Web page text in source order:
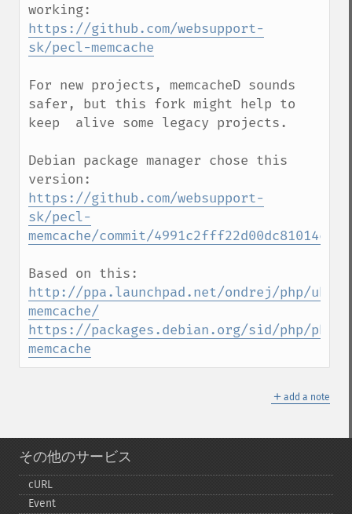
https://github.com/websupport-
sk/pecl-memcache
For new projects, memcacheD sounds
safer, but this fork might help to
keep  alive some legacy projects.
Debian package manager chose this
https://github.com/websupport-
sk/pecl-
memcache/commit/
http://ppa.launchpad.net/ondrej/php/
memcache/
https://packages.debian.org/sid/php/php-
memcache
＋ add a note
その他のサービス
cURL
Event